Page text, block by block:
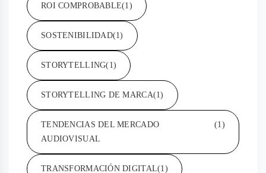
ROI COMPROBABLE(1)
SOSTENIBILIDAD(1)
STORYTELLING(1)
STORYTELLING DE MARCA(1)
TENDENCIAS DEL MERCADO
AUDIOVISUAL
(1)
TRANSFORMACIÓN DIGITAL(1)